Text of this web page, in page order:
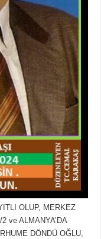
OLUP, MERKEZ
ve ALMANYA’DA
DÖNDÜ OĞLU,